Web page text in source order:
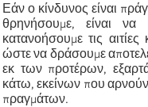
Εάν ο κίνδυνος είναι
θρηνήσουμε, είναι να
κατανοήσουμε τις αιτίες
ώστε να δράσουμε
εκ των προτέρων,
κάτω, εκείνων που
πραγμάτων.